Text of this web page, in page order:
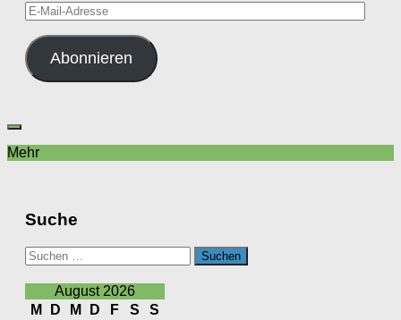
E-
Mail-
Adresse
Abonnieren
Mehr
Suche
Suchen
nach:
August 2026
M
D M D F S
S